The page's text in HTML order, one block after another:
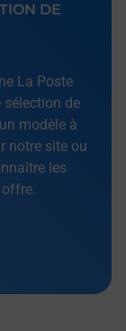
DE
La Poste
sélection de
modèle à
notre site ou
les